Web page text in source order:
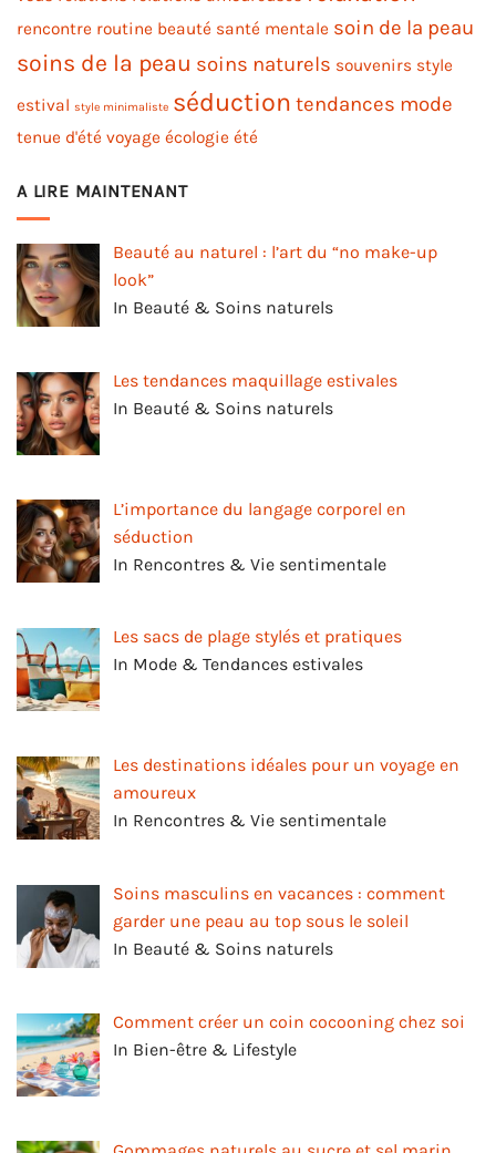
rencontre routine beauté santé mentale soin de la peau
soins de la peau soins naturels souvenirs style
estival style minimaliste séduction tendances mode
tenue d'été voyage écologie été
A LIRE MAINTENANT
Beauté au naturel : l’art du “no make-up
look”
In Beauté & Soins naturels
Les tendances maquillage estivales
In Beauté & Soins naturels
L’importance du langage corporel en
séduction
In Rencontres & Vie sentimentale
Les sacs de plage stylés et pratiques
In Mode & Tendances estivales
Les destinations idéales pour un voyage en
amoureux
In Rencontres & Vie sentimentale
Soins masculins en vacances : comment
garder une peau au top sous le soleil
In Beauté & Soins naturels
Comment créer un coin cocooning chez soi
In Bien-être & Lifestyle